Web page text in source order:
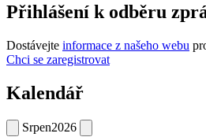
Přihlášení k odběru
Dostávejte informace z našeho webu
Chci se zaregistrovat
Kalendář
Srpen2026